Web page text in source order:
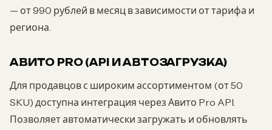
— от 990 рублей в месяц в зависимости от тарифа и
региона.
АВИТО PRO (API И АВТОЗАГРУЗКА)
Для продавцов с широким ассортиментом (от 50
SKU) доступна интеграция через Авито Pro API.
Позволяет автоматически загружать и обновлять